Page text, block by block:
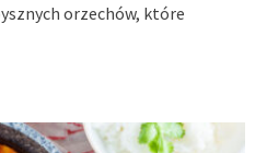
orzechów, które